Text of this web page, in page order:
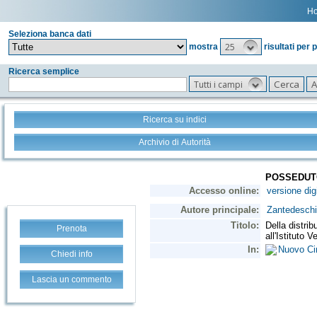
Seleziona banca dati
mostra
25 risultati per
Ricerca semplice
Tutti i campi
Ricerca su indici
Archivio di Autorità
Prenota
Chiedi info
Lascia un commento